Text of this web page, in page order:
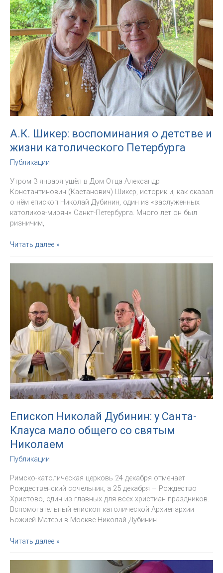
и
«образ
Христа».
Интервью
с
неопресвитером
Денисом
Маловым,
CMF
А.К. Шикер: воспоминания о детстве и
жизни католического Петербурга
Публикации
Утром 3 января ушёл в Дом Отца Александр
Константинович (Каетанович) Шикер, историк и, как сказал
о нём епископ Николай Дубинин, один из «заслуженных
католиков-мирян» Санкт-Петербурга. Много лет он был
ризничим,
А.К.
Шикер:
воспоминания
детстве
жизни
католического
Петербурга
Читать далее »
Епископ Николай Дубинин: у Санта-
Клауса мало общего со святым
Николаем
Публикации
Римско-католическая церковь 24 декабря отмечает
Рождественский сочельник, а 25 декабря – Рождество
Христово, один из главных для всех христиан праздников.
Вспомогательный епископ католической Архиепархии
Божией Матери в Москве Николай Дубинин
Епископ
Николай
Дубинин:
Читать далее »